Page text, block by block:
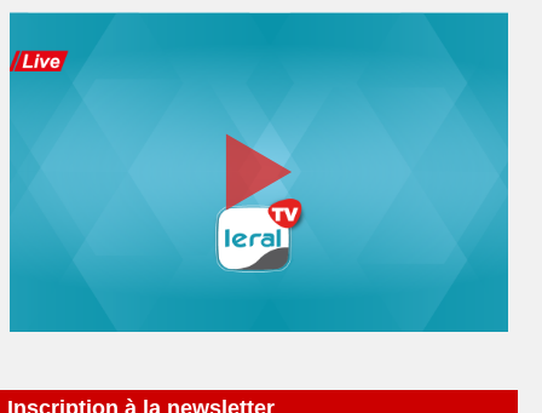
Inscription à la newsletter